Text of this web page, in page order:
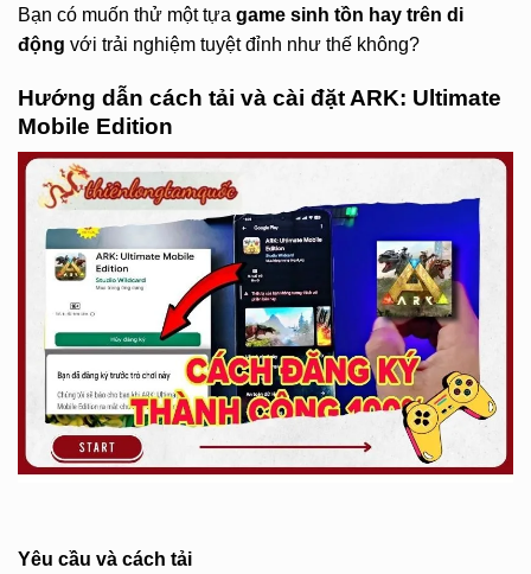
Bạn có muốn thử một tựa game sinh tồn hay trên di
động với trải nghiệm tuyệt đỉnh như thế không?
Hướng dẫn cách tải và cài đặt ARK: Ultimate
Mobile Edition
Yêu cầu và cách tải